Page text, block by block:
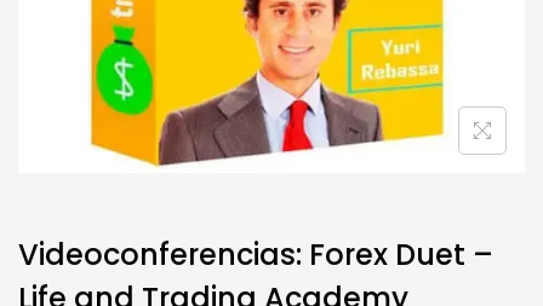
Videoconferencias: Forex Duet –